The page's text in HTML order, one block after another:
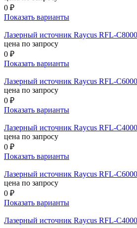
0 ₽
Показать варианты
Лазерный источник Raycus RFL-
цена по запросу
0 ₽
Показать варианты
Лазерный источник Raycus RFL-
цена по запросу
0 ₽
Показать варианты
Лазерный источник Raycus RFL-
цена по запросу
0 ₽
Показать варианты
Лазерный источник Raycus RFL-
цена по запросу
0 ₽
Показать варианты
Лазерный источник Raycus RFL-